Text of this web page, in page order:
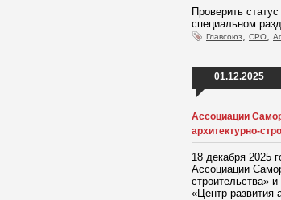
Проверить
специальном
Главсоюз СРО
01.12.2025
Ассоциации
архитектурно-
18 декабря 2025
Ассоциации
строительства»
«Центр развития